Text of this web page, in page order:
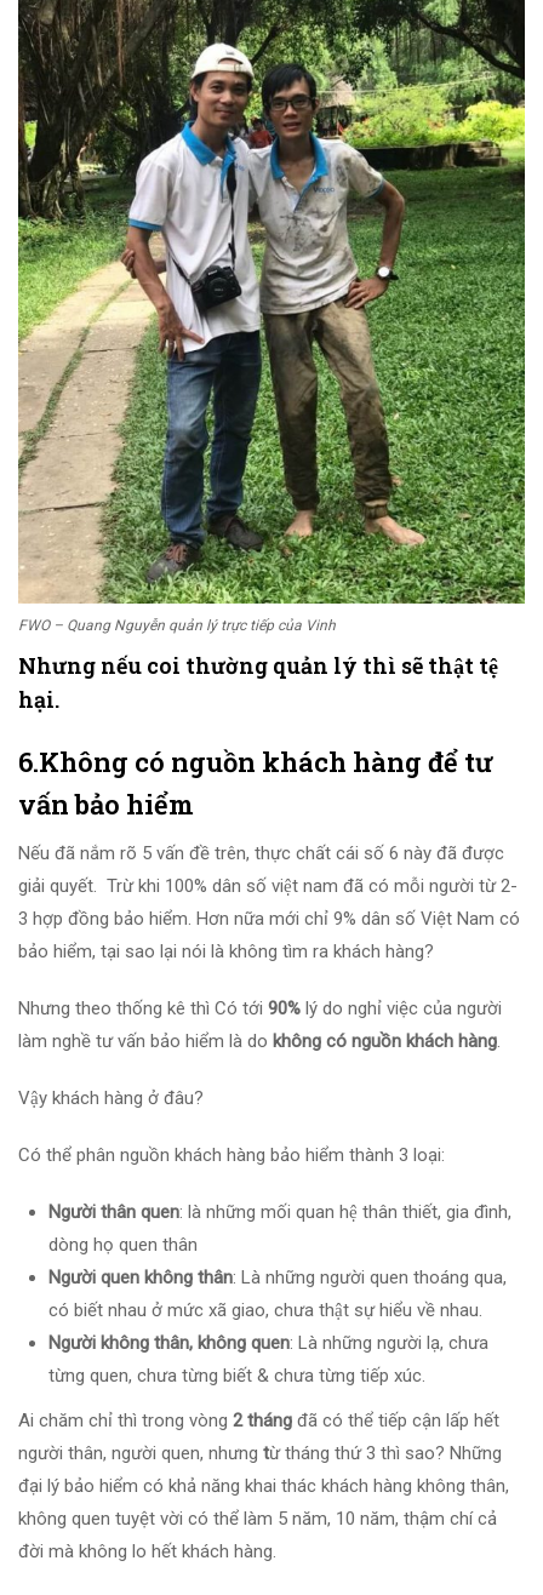
FWO – Quang Nguyễn quản lý trực tiếp của Vinh
Nhưng nếu coi thường quản lý thì sẽ thật tệ
hại.
6.Không có nguồn khách hàng để tư
vấn bảo hiểm
Nếu đã nắm rõ 5 vấn đề trên, thực chất cái số 6 này đã được
giải quyết. Trừ khi 100% dân số việt nam đã có mỗi người từ 2-
3 hợp đồng bảo hiểm. Hơn nữa mới chỉ 9% dân số Việt Nam có
bảo hiểm, tại sao lại nói là không tìm ra khách hàng?
Nhưng theo thống kê thì Có tới 90% lý do nghỉ việc của người
làm nghề tư vấn bảo hiểm là do không có nguồn khách hàng.
Vậy khách hàng ở đâu?
Có thể phân nguồn khách hàng bảo hiểm thành 3 loại:
Người thân quen: là những mối quan hệ thân thiết, gia đình,
dòng họ quen thân
Người quen không thân: Là những người quen thoáng qua,
có biết nhau ở mức xã giao, chưa thật sự hiểu về nhau.
Người không thân, không quen: Là những người lạ, chưa
từng quen, chưa từng biết & chưa từng tiếp xúc.
Ai chăm chỉ thì trong vòng 2 tháng đã có thể tiếp cận lấp hết
người thân, người quen, nhưng từ tháng thứ 3 thì sao? Những
đại lý bảo hiểm có khả năng khai thác khách hàng không thân,
không quen tuyệt vời có thể làm 5 năm, 10 năm, thậm chí cả
đời mà không lo hết khách hàng.